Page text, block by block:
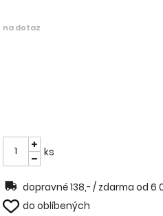
na dotaz
ks
dopravné 138,- / zdarma od 6
do oblíbených